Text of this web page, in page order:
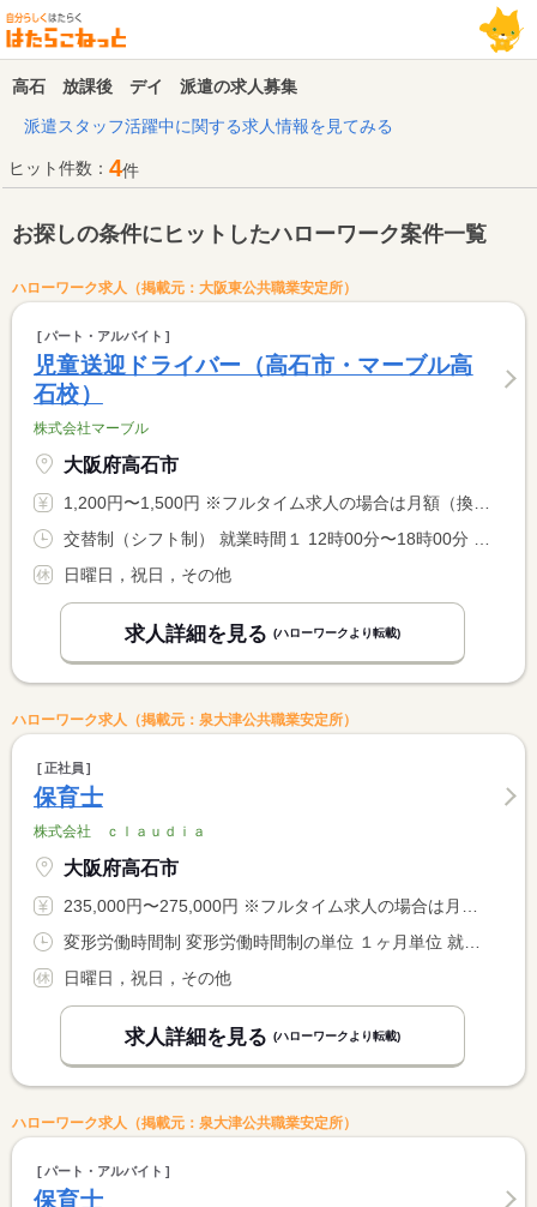
高石 放課後 デイ 派遣の求人募集
派遣スタッフ活躍中に関する求人情報を見てみる
ヒット件数： 4件
お探しの条件にヒットしたハローワーク案件一覧
ハローワーク求人（掲載元：大阪東公共職業安定所）
パート・アルバイト
児童送迎ドライバー（高石市・マーブル高
石校）
株式会社マーブル
大阪府高石市
1,200円〜1,500円 ※フルタイム求人の場合は月額（換算額）、パート求人の場合は時間額を表示しています。
日曜日，祝日，その他
求人詳細を見る (ハローワークより転載)
ハローワーク求人（掲載元：泉大津公共職業安定所）
正社員
保育士
株式会社 ｃｌａｕｄｉａ
大阪府高石市
235,000円〜275,000円 ※フルタイム求人の場合は月額（換算額）、パート求人の場合は時間額を表示しています。
日曜日，祝日，その他
求人詳細を見る (ハローワークより転載)
ハローワーク求人（掲載元：泉大津公共職業安定所）
パート・アルバイト
保育士